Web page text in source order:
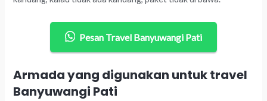
Pesan Travel Banyuwangi Pati
Armada yang digunakan untuk travel
Banyuwangi Pati